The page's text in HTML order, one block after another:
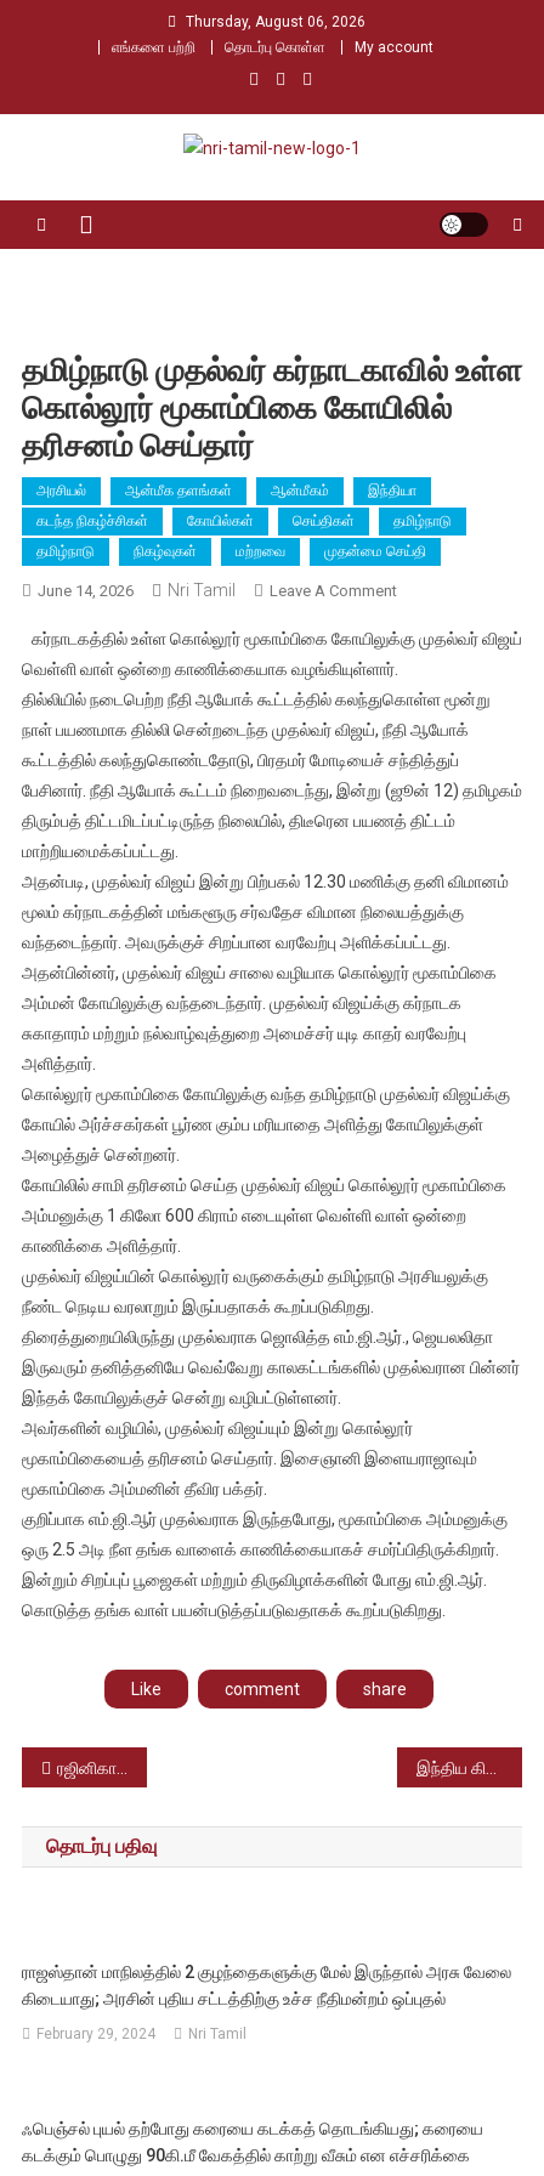
Thursday, August 06, 2026
எங்களை பற்றி
தொடர்பு கொள்ள My account
Nri Tamil
தமிழ்நாடு முதல்வர் கர்நாடகாவில் உள்ள
கொல்லூர் மூகாம்பிகை கோயிலில்
தரிசனம் செய்தார்
அரசியல் ஆன்மீக தளங்கள் ஆன்மீகம்
இந்தியா
கடந்த நிகழ்ச்சிகள்
கோயில்கள் செய்திகள்
தமிழ்நாடு
தமிழ்நாடு
நிகழ்வுகள் மற்றவை முதன்மை செய்தி
June 14, 2026 Nri Tamil Leave A CommentOn
முதல்வர்
கர்நாடகாவில்
உள்ள
கொல்லூர்
மூகாம்பிகை
கோயிலில்
தரிசனம்
கர்நாடகத்தில் உள்ள கொல்லூர் மூகாம்பிகை கோயிலுக்கு முதல்வர் விஜய்
வெள்ளி வாள் ஒன்றை காணிக்கையாக வழங்கியுள்ளார்.
தில்லியில் நடைபெற்ற நீதி ஆயோக் கூட்டத்தில் கலந்துகொள்ள மூன்று
நாள் பயணமாக தில்லி சென்றடைந்த முதல்வர் விஜய், நீதி ஆயோக்
கூட்டத்தில் கலந்துகொண்டதோடு, பிரதமர் மோடியைச் சந்தித்துப்
பேசினார். நீதி ஆயோக் கூட்டம் நிறைவடைந்து, இன்று (ஜூன் 12) தமிழகம்
திரும்பத் திட்டமிடப்பட்டிருந்த நிலையில், திடீரென பயணத் திட்டம்
மாற்றியமைக்கப்பட்டது.
அதன்படி, முதல்வர் விஜய் இன்று பிற்பகல் 12.30 மணிக்கு தனி விமானம்
மூலம் கர்நாடகத்தின் மங்களூரு சர்வதேச விமான நிலையத்துக்கு
வந்தடைந்தார். அவருக்குச் சிறப்பான வரவேற்பு அளிக்கப்பட்டது.
அதன்பின்னர், முதல்வர் விஜய் சாலை வழியாக கொல்லூர் மூகாம்பிகை
அம்மன் கோயிலுக்கு வந்தடைந்தார். முதல்வர் விஜய்க்கு கர்நாடக
சுகாதாரம் மற்றும் நல்வாழ்வுத்துறை அமைச்சர் யுடி காதர் வரவேற்பு
அளித்தார்.
கொல்லூர் மூகாம்பிகை கோயிலுக்கு வந்த தமிழ்நாடு முதல்வர் விஜய்க்கு
கோயில் அர்ச்சகர்கள் பூர்ண கும்ப மரியாதை அளித்து கோயிலுக்குள்
அழைத்துச் சென்றனர்.
கோயிலில் சாமி தரிசனம் செய்த முதல்வர் விஜய் கொல்லூர் மூகாம்பிகை
அம்மனுக்கு 1 கிலோ 600 கிராம் எடையுள்ள வெள்ளி வாள் ஒன்றை
காணிக்கை அளித்தார்.
முதல்வர் விஜய்யின் கொல்லூர் வருகைக்கும் தமிழ்நாடு அரசியலுக்கு
நீண்ட நெடிய வரலாறும் இருப்பதாகக் கூறப்படுகிறது.
திரைத்துறையிலிருந்து முதல்வராக ஜொலித்த எம்.ஜி.ஆர்., ஜெயலலிதா
இருவரும் தனித்தனியே வெவ்வேறு காலகட்டங்களில் முதல்வரான பின்னர்
இந்தக் கோயிலுக்குச் சென்று வழிபட்டுள்ளனர்.
அவர்களின் வழியில், முதல்வர் விஜய்யும் இன்று கொல்லூர்
மூகாம்பிகையைத் தரிசனம் செய்தார். இசைஞானி இளையராஜாவும்
மூகாம்பிகை அம்மனின் தீவிர பக்தர்.
குறிப்பாக எம்.ஜி.ஆர் முதல்வராக இருந்தபோது, மூகாம்பிகை அம்மனுக்கு
ஒரு 2.5 அடி நீள தங்க வாளைக் காணிக்கையாகச் சமர்ப்பிதிருக்கிறார்.
இன்றும் சிறப்புப் பூஜைகள் மற்றும் திருவிழாக்களின் போது எம்.ஜி.ஆர்.
கொடுத்த தங்க வாள் பயன்படுத்தப்படுவதாகக் கூறப்படுகிறது.
Like comment share
Post
navigation
ரஜினிகாந்தின் பெயர் மற்றும் புகைப்படங்களை யாரும் சுயலாபத்திற்காகப் பயன்படுத்தக் கூடாது; ரசிகர் மன்றம் அதிரடி தடை
தொடர்பு பதிவு
ராஜஸ்தான் மாநிலத்தில் 2 குழந்தைகளுக்கு மேல் இருந்தால் அரசு வேலை
கிடையாது; அரசின் புதிய சட்டத்திற்கு உச்ச நீதிமன்றம் ஒப்புதல்
February 29, 2024 Nri Tamil
ஃபெஞ்சல் புயல் தற்போது கரையை கடக்கத் தொடங்கியது; கரையை
கடக்கும் பொழுது 90கி.மீ வேகத்தில் காற்று வீசும் என எச்சரிக்கை